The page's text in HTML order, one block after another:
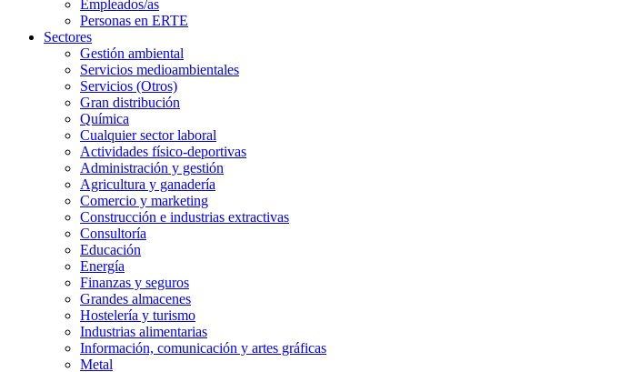
Empleados/as
Personas en ERTE
Sectores
Gestión ambiental
Servicios medioambientales
Servicios (Otros)
Gran distribución
Química
Cualquier sector laboral
Actividades físico-deportivas
Administración y gestión
Agricultura y ganadería
Comercio y marketing
Construcción e industrias extractivas
Consultoría
Educación
Energía
Finanzas y seguros
Grandes almacenes
Hostelería y turismo
Industrias alimentarias
Información, comunicación y artes gráficas
Metal